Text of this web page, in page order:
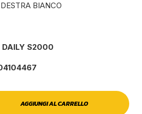
BIANCO
DAILY S2000
AGGIUNGI AL CARRELLO